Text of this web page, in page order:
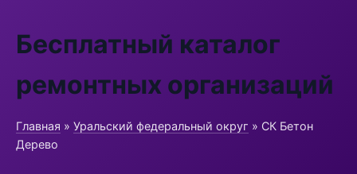
Бесплатный каталог
ремонтных организаций
Главная » Уральский федеральный округ » СК Бетон
Дерево